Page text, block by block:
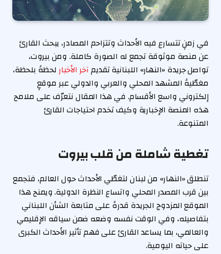
في زمنٍ تتسارع فيه الأحداث وتتزاحم المصادر، يبحث القارئ
عن منصة موثوقة تجمع له الصورة كاملة. ومن بيروت،
تواصل جريدة «النهار» اللبنانية تقديمآخر الأخبار لحظةً بلحظة،
مغطّيةً المشهد المحلي والعربي والدولي عبر موقعٍ
إلكتروني واسع الأقسام. في هذا المقال نتعرّف على ملامح
هذه المنصة الإخبارية وكيف تخدم احتياجات القارئ
المتنوعة.
تغطية شاملة من قلب بيروت
تنطلق «النهار» من لبنان لتغطّي الأحداث حول العالم، فتجمع
بين قرب المصدر المحلي واتساع النظرة الدولية. ويمنح هذا
الموقع المزدوج الجريدة قدرةً على متابعة الشأن اللبناني
بتفاصيله، وفي الوقت نفسه وضعه ضمن سياقه الإقليمي
والعالمي، بما يساعد القارئ على فهم تأثير الأحداث الكبرى
على حياته اليومية.